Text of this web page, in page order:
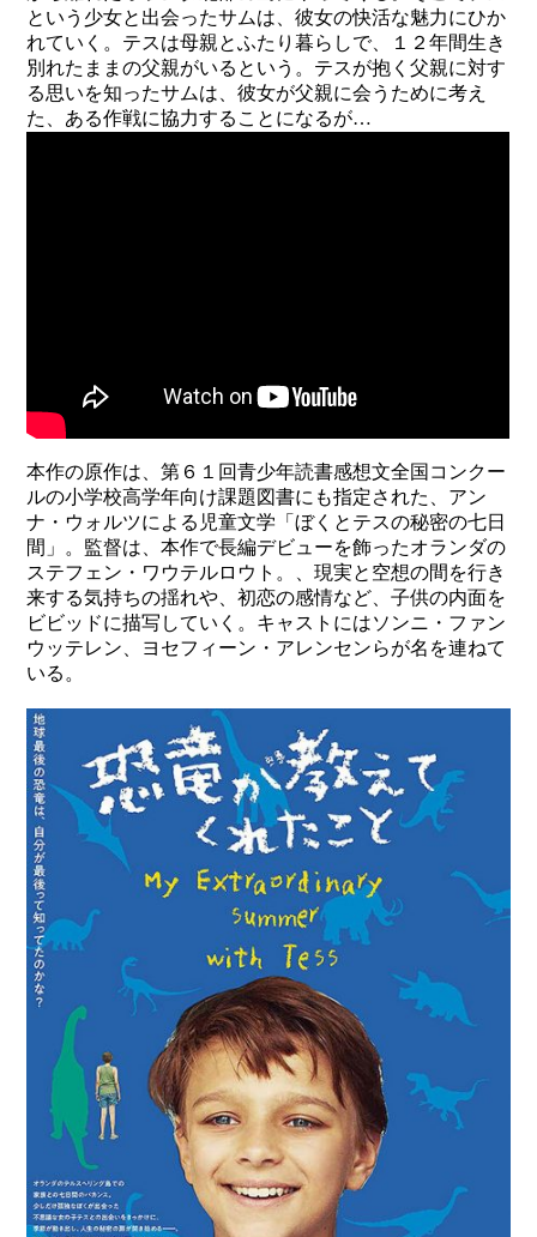
という少女と出会ったサムは、彼女の快活な魅力にひか
れていく。テスは母親とふたり暮らしで、１２年間生き
別れたままの父親がいるという。テスが抱く父親に対す
る思いを知ったサムは、彼女が父親に会うために考え
た、ある作戦に協力することになるが…
本作の原作は、第６１回青少年読書感想文全国コンクー
ルの小学校高学年向け課題図書にも指定された、アン
ナ・ウォルツによる児童文学「ぼくとテスの秘密の七日
間」。監督は、本作で長編デビューを飾ったオランダの
ステフェン・ワウテルロウト。、現実と空想の間を行き
来する気持ちの揺れや、初恋の感情など、子供の内面を
ビビッドに描写していく。キャストにはソンニ・ファン
ウッテレン、ヨセフィーン・アレンセンらが名を連ねて
いる。